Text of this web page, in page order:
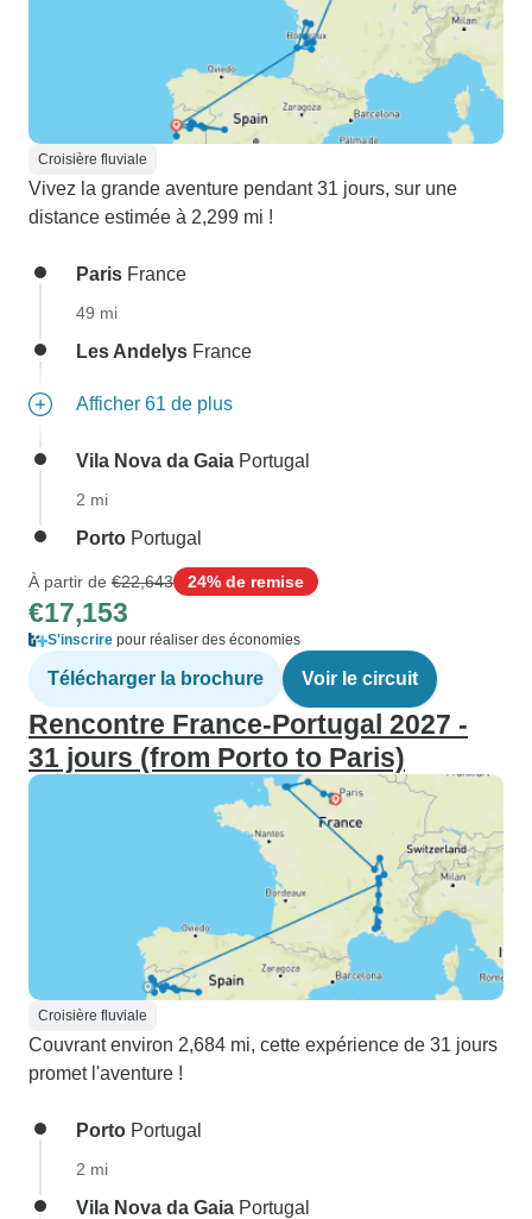
Croisière fluviale
Vivez la grande aventure pendant 31 jours, sur une
distance estimée à 2,299 mi !
Paris France
49 mi
Les Andelys France
Afficher 61 de plus
Vila Nova da Gaia Portugal
2 mi
Porto Portugal
À partir de €22,643 24% de remise
€17,153
S'inscrire pour réaliser des économies
Télécharger la brochure Voir le circuit
Rencontre France-Portugal 2027 -
31 jours (from Porto to Paris)
Croisière fluviale
Couvrant environ 2,684 mi, cette expérience de 31 jours
promet l'aventure !
Porto Portugal
2 mi
Vila Nova da Gaia Portugal